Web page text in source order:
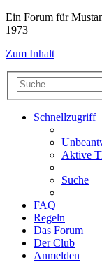
Ein Forum für
1973
Zum Inhalt
Schnellzugriff
Aktive
Suche
FAQ
Regeln
Das Forum
Der Club
Anmelden